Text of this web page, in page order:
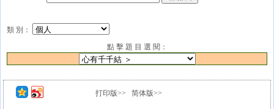
類 別：
點 擊 題 目 選 閱：
打印版>> 简体版>>